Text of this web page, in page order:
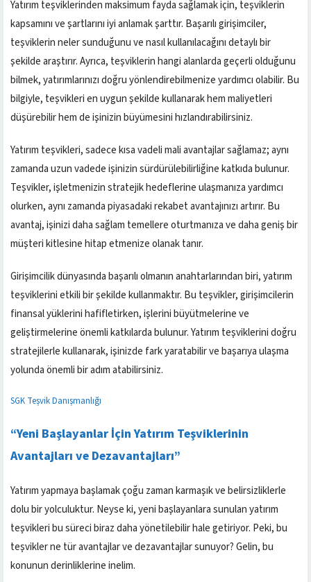
Yatırım teşviklerinden maksimum fayda sağlamak için, teşviklerin
kapsamını ve şartlarını iyi anlamak şarttır. Başarılı girişimciler,
teşviklerin neler sunduğunu ve nasıl kullanılacağını detaylı bir
şekilde araştırır. Ayrıca, teşviklerin hangi alanlarda geçerli olduğunu
bilmek, yatırımlarınızı doğru yönlendirebilmenize yardımcı olabilir. Bu
bilgiyle, teşvikleri en uygun şekilde kullanarak hem maliyetleri
düşürebilir hem de işinizin büyümesini hızlandırabilirsiniz.
Yatırım teşvikleri, sadece kısa vadeli mali avantajlar sağlamaz; aynı
zamanda uzun vadede işinizin sürdürülebilirliğine katkıda bulunur.
Teşvikler, işletmenizin stratejik hedeflerine ulaşmanıza yardımcı
olurken, aynı zamanda piyasadaki rekabet avantajınızı artırır. Bu
avantaj, işinizi daha sağlam temellere oturtmanıza ve daha geniş bir
müşteri kitlesine hitap etmenize olanak tanır.
Girişimcilik dünyasında başarılı olmanın anahtarlarından biri, yatırım
teşviklerini etkili bir şekilde kullanmaktır. Bu teşvikler, girişimcilerin
finansal yüklerini hafifletirken, işlerini büyütmelerine ve
geliştirmelerine önemli katkılarda bulunur. Yatırım teşviklerini doğru
stratejilerle kullanarak, işinizde fark yaratabilir ve başarıya ulaşma
yolunda önemli bir adım atabilirsiniz.
SGK Teşvik Danışmanlığı
“Yeni Başlayanlar İçin Yatırım Teşviklerinin
Avantajları ve Dezavantajları”
Yatırım yapmaya başlamak çoğu zaman karmaşık ve belirsizliklerle
dolu bir yolculuktur. Neyse ki, yeni başlayanlara sunulan yatırım
teşvikleri bu süreci biraz daha yönetilebilir hale getiriyor. Peki, bu
teşvikler ne tür avantajlar ve dezavantajlar sunuyor? Gelin, bu
konunun derinliklerine inelim.